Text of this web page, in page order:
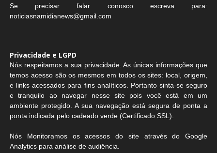
Se precisar falar conosco escreva para:
noticiasnamidianews@gmail.com
Privacidade e LGPD
Nós respeitamos a sua privacidade. As únicas informações que
temos acesso são os mesmos em todos os sites: local, origem,
e links acessados para fins analíticos. Portanto sinta-se seguro
e tranquilo ao navegar nesse site pois você está em um
ambiente protegido. A sua navegação está segura de ponta a
ponta indicada pelo cadeado verde (Certificado SSL).
Nós Monitoramos os acessos do site através do Google
Analytics para análise de audiência.